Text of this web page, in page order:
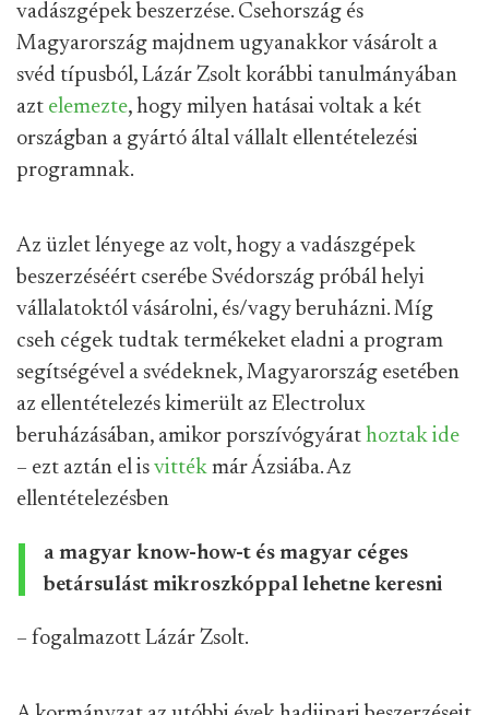
vadászgépek beszerzése. Csehország és
Magyarország majdnem ugyanakkor vásárolt a
svéd típusból, Lázár Zsolt korábbi tanulmányában
azt elemezte, hogy milyen hatásai voltak a két
országban a gyártó által vállalt ellentételezési
programnak.
Az üzlet lényege az volt, hogy a vadászgépek
beszerzéséért cserébe Svédország próbál helyi
vállalatoktól vásárolni, és/vagy beruházni. Míg
cseh cégek tudtak termékeket eladni a program
segítségével a svédeknek, Magyarország esetében
az ellentételezés kimerült az Electrolux
beruházásában, amikor porszívógyárat hoztak ide
– ezt aztán el is vitték már Ázsiába. Az
ellentételezésben
a magyar know-how-t és magyar céges
betársulást mikroszkóppal lehetne keresni
– fogalmazott Lázár Zsolt.